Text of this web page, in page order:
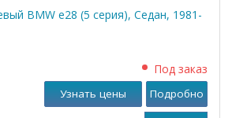
BMW е28 (5 серия), Седан, 1981-
Под заказ
Узнать цены Подробно